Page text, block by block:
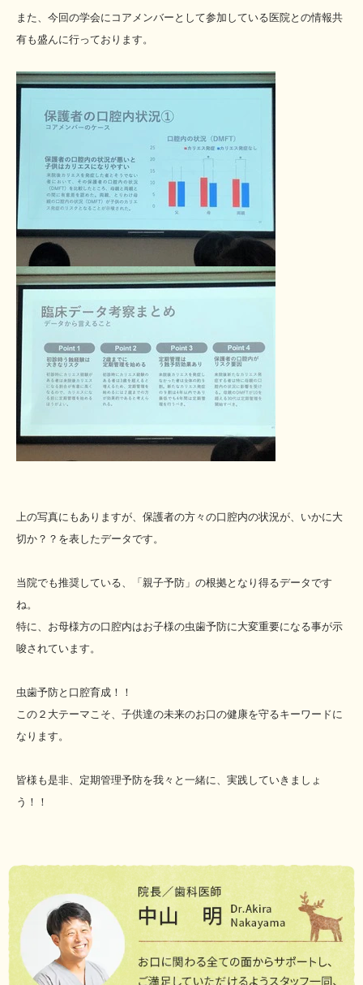
また、今回の学会にコアメンバーとして参加している医院との情報共
有も盛んに行っております。
上の写真にもありますが、保護者の方々の口腔内の状況が、いかに大
切か？？を表したデータです。
当院でも推奨している、「親子予防」の根拠となり得るデータです
ね。
特に、お母様方の口腔内はお子様の虫歯予防に大変重要になる事が示
唆されています。
虫歯予防と口腔育成！！
この２大テーマこそ、子供達の未来のお口の健康を守るキーワードに
なります。
皆様も是非、定期管理予防を我々と一緒に、実践していきましょ
う！！